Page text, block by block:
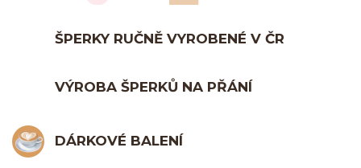
ŠPERKY RUČNĚ VYROBENÉ V ČR
VÝROBA ŠPERKŮ NA PŘÁNÍ
DÁRKOVÉ BALENÍ